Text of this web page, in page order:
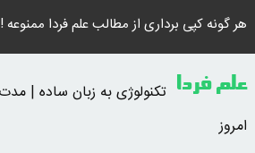
هر گونه کپی برداری از مطالب علم فردا ممنوعه !
علم فردا
امروز